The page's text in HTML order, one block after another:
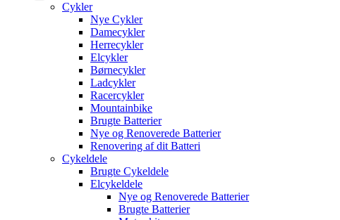
Cykler
Nye Cykler
Damecykler
Herrecykler
Elcykler
Børnecykler
Ladcykler
Racercykler
Mountainbike
Brugte Batterier
Nye og Renoverede Batterier
Renovering af dit Batteri
Cykeldele
Brugte Cykeldele
Elcykeldele
Nye og Renoverede Batterier
Brugte Batterier